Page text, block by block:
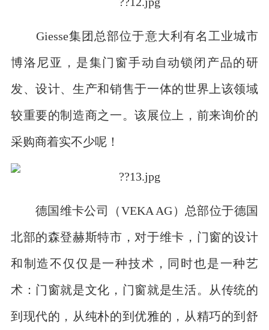
Giesse集团总部位于意大利有名工业城市
博洛尼亚，是集门窗手动自动锁闭产品的研
发、设计、生产和销售于一体的世界上该领域
较重要的制造商之一。该展位上，前来询价的
采购商着实不少呢！
德国维卡公司（VEKA AG）总部位于德国
北部的森登赫斯特市，对于维卡，门窗的设计
和制造不仅仅是一种技术，同时也是一种艺
术：门窗就是文化，门窗就是生活。从传统的
到现代的，从纯朴的到优雅的，从精巧的到舒